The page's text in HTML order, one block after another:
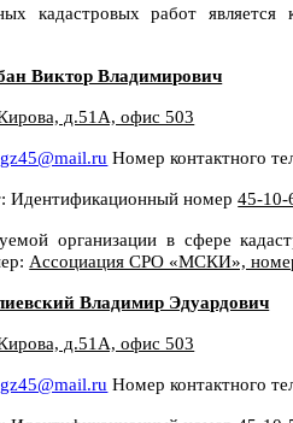
кадастровых работ является
Виктор Владимирович
д.51А, офис 503
45@mail.ru Номер контактного
Идентификационный номер45-
организации в сфере
Ассоциация СРО «МСКИ»,
Владимир Эдуардович
д.51А, офис 503
45@mail.ru Номер контактного